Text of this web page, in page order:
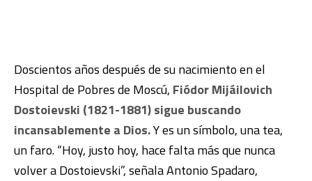
Doscientos años después de su nacimiento en el
Hospital de Pobres de Moscú, Fiódor Mijáilovich
Dostoievski (1821-1881) sigue buscando
incansablemente a Dios.Y es un símbolo, una tea,
un faro. “Hoy, justo hoy, hace falta más que nunca
volver a Dostoievski”, señala Antonio Spadaro,